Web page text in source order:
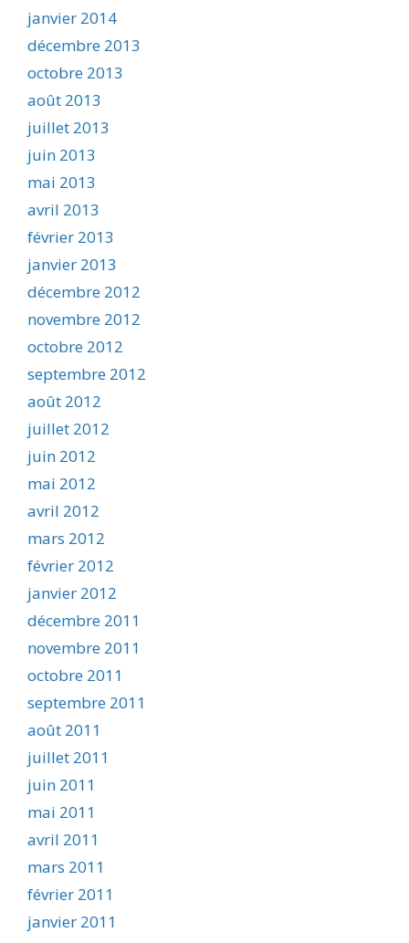
janvier 2014
décembre 2013
octobre 2013
août 2013
juillet 2013
juin 2013
mai 2013
avril 2013
février 2013
janvier 2013
décembre 2012
novembre 2012
octobre 2012
septembre 2012
août 2012
juillet 2012
juin 2012
mai 2012
avril 2012
mars 2012
février 2012
janvier 2012
décembre 2011
novembre 2011
octobre 2011
septembre 2011
août 2011
juillet 2011
juin 2011
mai 2011
avril 2011
mars 2011
février 2011
janvier 2011